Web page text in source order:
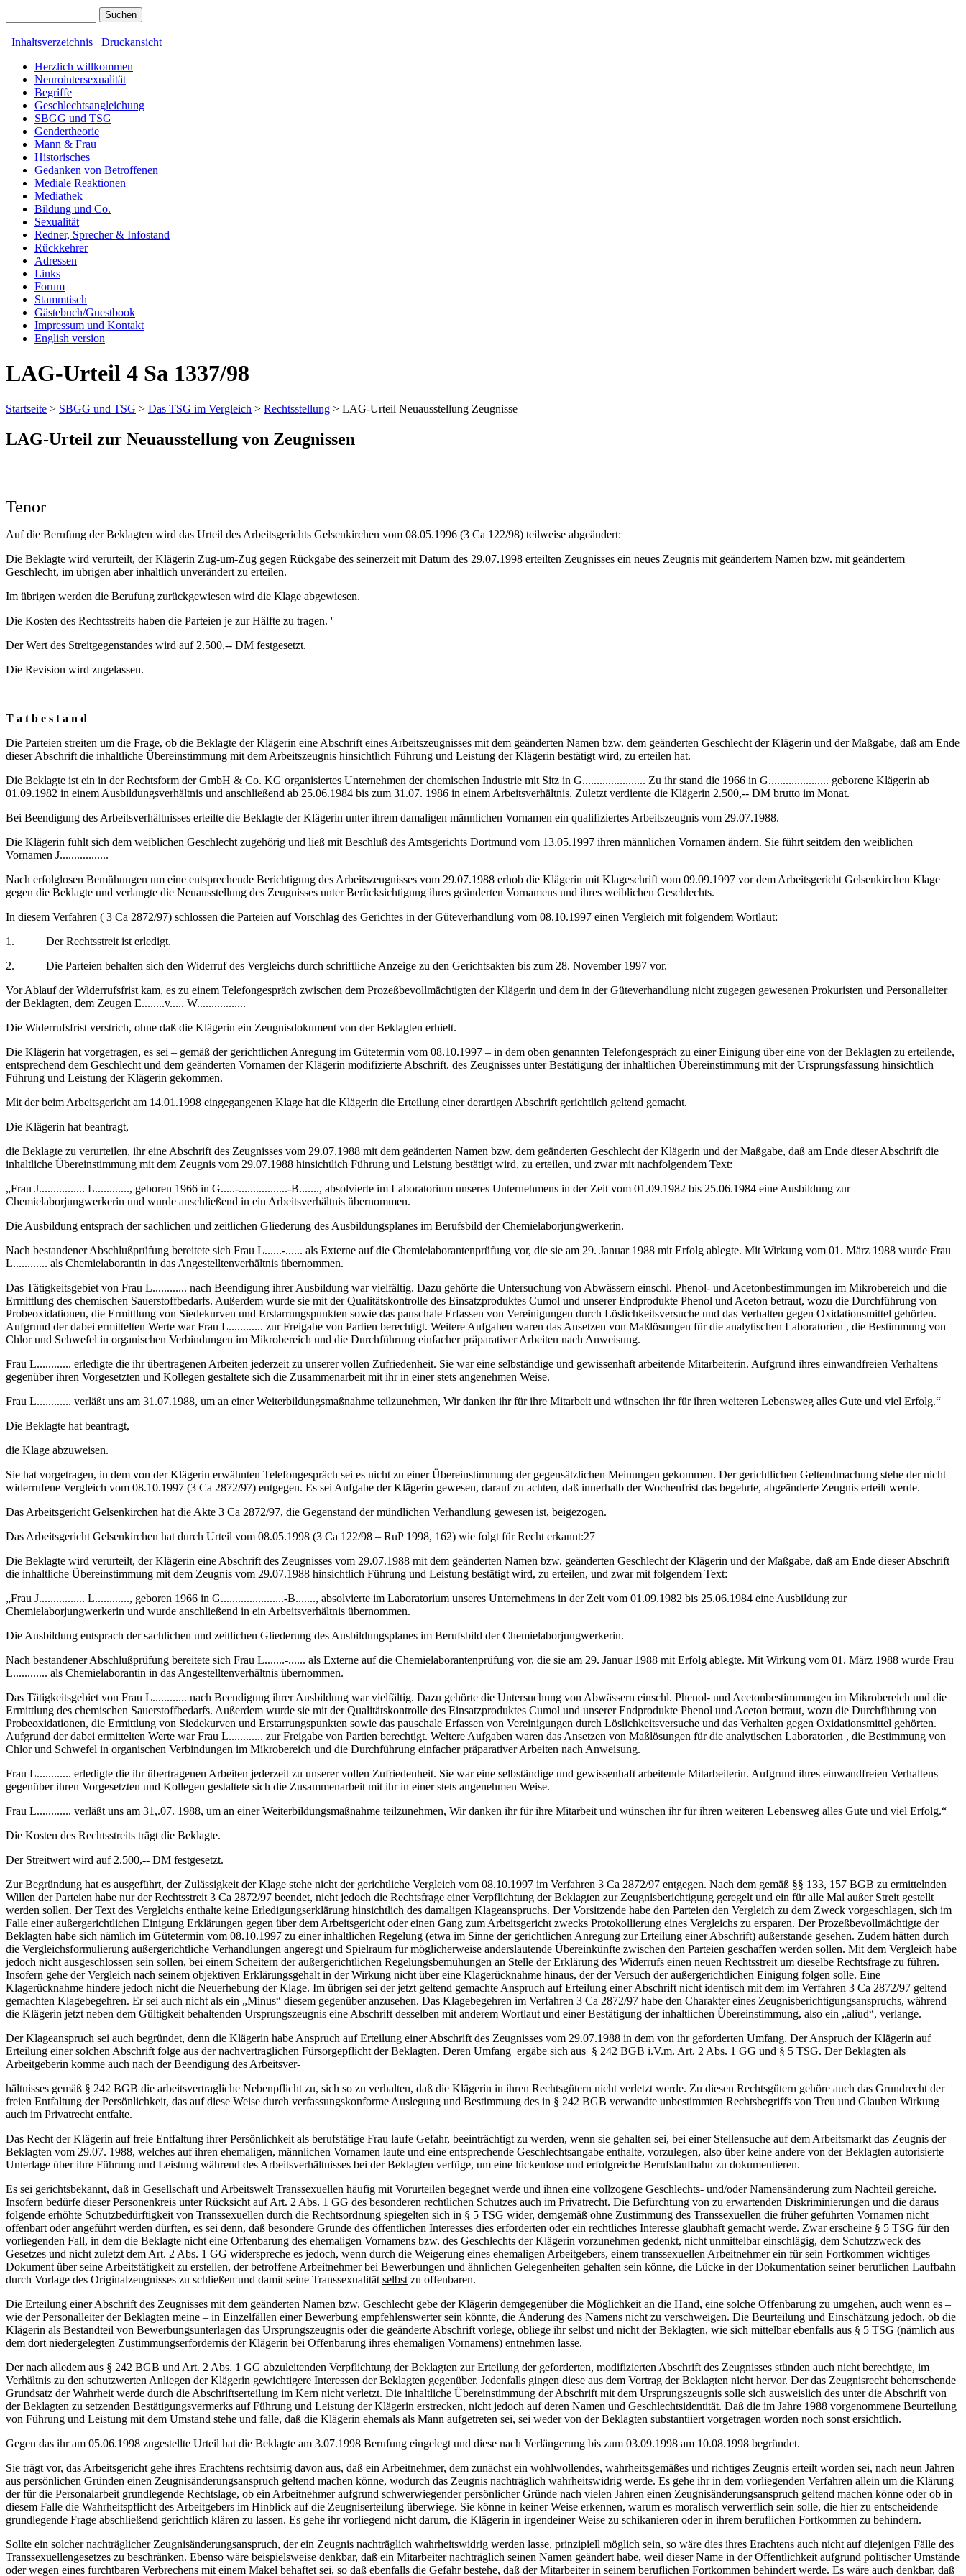
Inhaltsverzeichnis
Druckansicht
Herzlich willkommen
Neurointersexualität
Begriffe
Geschlechtsangleichung
SBGG und TSG
Gendertheorie
Mann & Frau
Historisches
Gedanken von Betroffenen
Mediale Reaktionen
Mediathek
Bildung und Co.
Sexualität
Redner, Sprecher & Infostand
Rückkehrer
Adressen
Links
Forum
Stammtisch
Gästebuch/Guestbook
Impressum und Kontakt
English version
LAG-Urteil 4 Sa 1337/98
Startseite > SBGG und TSG > Das TSG im Vergleich > Rechtsstellung > LAG-Urteil Neuausstellung Zeugnisse
LAG-Urteil zur Neuausstellung von Zeugnissen
Tenor
Auf die Berufung der Beklagten wird das Urteil des Arbeitsgerichts Gelsenkirchen vom 08.05.1996 (3 Ca 122/98) teilweise abgeändert:
Die Beklagte wird verurteilt, der Klägerin Zug-um-Zug gegen Rückgabe des seinerzeit mit Datum des 29.07.1998 erteilten Zeugnisses ein neues Zeugnis mit geändertem Namen bzw. mit geändertem
Geschlecht, im übrigen aber inhaltlich unverändert zu erteilen.
Im übrigen werden die Berufung zurückgewiesen wird die Klage abgewiesen.
Die Kosten des Rechtsstreits haben die Parteien je zur Hälfte zu tragen. '
Der Wert des Streitgegenstandes wird auf 2.500,‑‑ DM festgesetzt.
Die Revision wird zugelassen.
T a t b e s t a n d
Die Parteien streiten um die Frage, ob die Beklagte der Klägerin eine Abschrift eines Arbeitszeugnisses mit dem geänderten Namen bzw. dem geänderten Geschlecht der Klägerin und der Maßgabe, daß am Ende
dieser Abschrift die inhaltliche Übereinstimmung mit dem Arbeitszeugnis hinsichtlich Führung und Leistung der Klägerin bestätigt wird, zu erteilen hat.
Die Beklagte ist ein in der Rechtsform der GmbH & Co. KG organisiertes Unternehmen der chemischen Industrie mit Sitz in G...................... Zu ihr stand die 1966 in G..................... geborene Klägerin ab
01.09.1982 in einem Ausbildungsverhältnis und anschließend ab 25.06.1984 bis zum 31.07. 1986 in einem Arbeitsverhältnis. Zuletzt verdiente die Klägerin 2.500,‑‑ DM brutto im Monat.
Bei Beendigung des Arbeitsverhältnisses erteilte die Beklagte der Klägerin unter ihrem damaligen männlichen Vornamen ein qualifiziertes Arbeitszeugnis vom 29.07.1988.
Die Klägerin fühlt sich dem weiblichen Geschlecht zugehörig und ließ mit Beschluß des Amtsgerichts Dortmund vom 13.05.1997 ihren männlichen Vornamen ändern. Sie führt seitdem den weiblichen
Vornamen J.................
Nach erfolglosen Bemühungen um eine entsprechende Berichtigung des Arbeitszeugnisses vom 29.07.1988 erhob die Klägerin mit Klageschrift vom 09.09.1997 vor dem Arbeitsgericht Gelsenkirchen Klage
gegen die Beklagte und verlangte die Neuausstellung des Zeugnisses unter Berücksichtigung ihres geänderten Vornamens und ihres weiblichen Geschlechts.
In diesem Verfahren ( 3 Ca 2872/97) schlossen die Parteien auf Vorschlag des Gerichtes in der Güteverhandlung vom 08.10.1997 einen Vergleich mit folgendem Wortlaut:
1. Der Rechtsstreit ist erledigt.
2. Die Parteien behalten sich den Widerruf des Vergleichs durch schriftliche Anzeige zu den Gerichtsakten bis zum 28. November 1997 vor.
Vor Ablauf der Widerrufsfrist kam, es zu einem Telefongespräch zwischen dem Prozeßbevollmächtigten der Klägerin und dem in der Güteverhandlung nicht zugegen gewesenen Prokuristen und Personalleiter
der Beklagten, dem Zeugen E........v..... W.................
Die Widerrufsfrist verstrich, ohne daß die Klägerin ein Zeugnisdokument von der Beklagten erhielt.
Die Klägerin hat vorgetragen, es sei – gemäß der gerichtlichen Anregung im Gütetermin vom 08.10.1997 – in dem oben genannten Telefongespräch zu einer Einigung über eine von der Beklagten zu erteilende,
entsprechend dem Geschlecht und dem geänderten Vornamen der Klägerin modifizierte Abschrift. des Zeugnisses unter Bestätigung der inhaltlichen Übereinstimmung mit der Ursprungsfassung hinsichtlich
Führung und Leistung der Klägerin gekommen.
Mit der beim Arbeitsgericht am 14.01.1998 eingegangenen Klage hat die Klägerin die Erteilung einer derartigen Abschrift gerichtlich geltend gemacht.
Die Klägerin hat beantragt,
die Beklagte zu verurteilen, ihr eine Abschrift des Zeugnisses vom 29.07.1988 mit dem geänderten Namen bzw. dem geänderten Geschlecht der Klägerin und der Maßgabe, daß am Ende dieser Abschrift die
inhaltliche Übereinstimmung mit dem Zeugnis vom 29.07.1988 hinsichtlich Führung und Leistung bestätigt wird, zu erteilen, und zwar mit nachfolgendem Text:
„Frau J................ L............, geboren 1966 in G.....-.................-B......., absolvierte im Laboratorium unseres Unternehmens in der Zeit vom 01.09.1982 bis 25.06.1984 eine Ausbildung zur
Chemielaborjungwerkerin und wurde anschließend in ein Arbeitsverhältnis übernommen.
Die Ausbildung entsprach der sachlichen und zeitlichen Gliederung des Ausbildungsplanes im Berufsbild der Chemielaborjungwerkerin.
Nach bestandener Abschlußprüfung bereitete sich Frau L......-...... als Externe auf die Chemielaborantenprüfung vor, die sie am 29. Januar 1988 mit Erfolg ablegte. Mit Wirkung vom 01. März 1988 wurde Frau
L............ als Chemielaborantin in das Angestelltenverhältnis übernommen.
Das Tätigkeitsgebiet von Frau L............ nach Beendigung ihrer Ausbildung war vielfältig. Dazu gehörte die Untersuchung von Abwässern einschl. Phenol‑ und Acetonbestimmungen im Mikrobereich und die
Ermittlung des chemischen Sauerstoffbedarfs. Außerdem wurde sie mit der Qualitätskontrolle des Einsatzproduktes Cumol und unserer Endprodukte Phenol und Aceton betraut, wozu die Durchführung von
Probeoxidationen, die Ermittlung von Siedekurven und Erstarrungspunkten sowie das pauschale Erfassen von Vereinigungen durch Löslichkeitsversuche und das Verhalten gegen Oxidationsmittel gehörten.
Aufgrund der dabei ermittelten Werte war Frau L............ zur Freigabe von Partien berechtigt. Weitere Aufgaben waren das Ansetzen von Maßlösungen für die analytischen Laboratorien , die Bestimmung von
Chlor und Schwefel in organischen Verbindungen im Mikrobereich und die Durchführung einfacher präparativer Arbeiten nach Anweisung.
Frau L............ erledigte die ihr übertragenen Arbeiten jederzeit zu unserer vollen Zufriedenheit. Sie war eine selbständige und gewissenhaft arbeitende Mitarbeiterin. Aufgrund ihres einwandfreien Verhaltens
gegenüber ihren Vorgesetzten und Kollegen gestaltete sich die Zusammenarbeit mit ihr in einer stets angenehmen Weise.
Frau L............ verläßt uns am 31.07.1988, um an einer Weiterbildungsmaßnahme teilzunehmen, Wir danken ihr für ihre Mitarbeit und wünschen ihr für ihren weiteren Lebensweg alles Gute und viel Erfolg.“
Die Beklagte hat beantragt,
die Klage abzuweisen.
Sie hat vorgetragen, in dem von der Klägerin erwähnten Telefongespräch sei es nicht zu einer Übereinstimmung der gegensätzlichen Meinungen gekommen. Der gerichtlichen Geltendmachung stehe der nicht
widerrufene Vergleich vom 08.10.1997 (3 Ca 2872/97) entgegen. Es sei Aufgabe der Klägerin gewesen, darauf zu achten, daß innerhalb der Wochenfrist das begehrte, abgeänderte Zeugnis erteilt werde.
Das Arbeitsgericht Gelsenkirchen hat die Akte 3 Ca 2872/97, die Gegenstand der mündlichen Verhandlung gewesen ist, beigezogen.
Das Arbeitsgericht Gelsenkirchen hat durch Urteil vom 08.05.1998 (3 Ca 122/98 – RuP 1998, 162) wie folgt für Recht erkannt:27
Die Beklagte wird verurteilt, der Klägerin eine Abschrift des Zeugnisses vom 29.07.1988 mit dem geänderten Namen bzw. geänderten Geschlecht der Klägerin und der Maßgabe, daß am Ende dieser Abschrift
die inhaltliche Übereinstimmung mit dem Zeugnis vom 29.07.1988 hinsichtlich Führung und Leistung bestätigt wird, zu erteilen, und zwar mit folgendem Text:
„Frau J................ L............, geboren 1966 in G......................-B......., absolvierte im Laboratorium unseres Unternehmens in der Zeit vom 01.09.1982 bis 25.06.1984 eine Ausbildung zur
Chemielaborjungwerkerin und wurde anschließend in ein Arbeitsverhältnis übernommen.
Die Ausbildung entsprach der sachlichen und zeitlichen Gliederung des Ausbildungsplanes im Berufsbild der Chemielaborjungwerkerin.
Nach bestandener Abschlußprüfung bereitete sich Frau L.......-...... als Externe auf die Chemielaborantenprüfung vor, die sie am 29. Januar 1988 mit Erfolg ablegte. Mit Wirkung vom 01. März 1988 wurde Frau
L............ als Chemielaborantin in das Angestelltenverhältnis übernommen.
Das Tätigkeitsgebiet von Frau L............ nach Beendigung ihrer Ausbildung war vielfältig. Dazu gehörte die Untersuchung von Abwässern einschl. Phenol‑ und Acetonbestimmungen im Mikrobereich und die
Ermittlung des chemischen Sauerstoffbedarfs. Außerdem wurde sie mit der Qualitätskontrolle des Einsatzproduktes Cumol und unserer Endprodukte Phenol und Aceton betraut, wozu die Durchführung von
Probeoxidationen, die Ermittlung von Siedekurven und Erstarrungspunkten sowie das pauschale Erfassen von Vereinigungen durch Löslichkeitsversuche und das Verhalten gegen Oxidationsmittel gehörten.
Aufgrund der dabei ermittelten Werte war Frau L............ zur Freigabe von Partien berechtigt. Weitere Aufgaben waren das Ansetzen von Maßlösungen für die analytischen Laboratorien , die Bestimmung von
Chlor und Schwefel in organischen Verbindungen im Mikrobereich und die Durchführung einfacher präparativer Arbeiten nach Anweisung.
Frau L............ erledigte die ihr übertragenen Arbeiten jederzeit zu unserer vollen Zufriedenheit. Sie war eine selbständige und gewissenhaft arbeitende Mitarbeiterin. Aufgrund ihres einwandfreien Verhaltens
gegenüber ihren Vorgesetzten und Kollegen gestaltete sich die Zusammenarbeit mit ihr in einer stets angenehmen Weise.
Frau L............ verläßt uns am 31,.07. 1988, um an einer Weiterbildungsmaßnahme teilzunehmen, Wir danken ihr für ihre Mitarbeit und wünschen ihr für ihren weiteren Lebensweg alles Gute und viel Erfolg.“
Die Kosten des Rechtsstreits trägt die Beklagte.
Der Streitwert wird auf 2.500,‑‑ DM festgesetzt.
Zur Begründung hat es ausgeführt, der Zulässigkeit der Klage stehe nicht der gerichtliche Vergleich vom 08.10.1997 im Verfahren 3 Ca 2872/97 entgegen. Nach dem gemäß §§ 133, 157 BGB zu ermittelnden
Willen der Parteien habe nur der Rechtsstreit 3 Ca 2872/97 beendet, nicht jedoch die Rechtsfrage einer Verpflichtung der Beklagten zur Zeugnisberichtigung geregelt und ein für alle Mal außer Streit gestellt
werden sollen. Der Text des Vergleichs enthalte keine Erledigungserklärung hinsichtlich des damaligen Klageanspruchs. Der Vorsitzende habe den Parteien den Vergleich zu dem Zweck vorgeschlagen, sich im
Falle einer außergerichtlichen Einigung Erklärungen gegen über dem Arbeitsgericht oder einen Gang zum Arbeitsgericht zwecks Protokollierung eines Vergleichs zu ersparen. Der Prozeßbevollmächtigte der
Beklagten habe sich nämlich im Gütetermin vom 08.10.1997 zu einer inhaltlichen Regelung (etwa im Sinne der gerichtlichen Anregung zur Erteilung einer Abschrift) außerstande gesehen. Zudem hätten durch
die Vergleichsformulierung außergerichtliche Verhandlungen angeregt und Spielraum für möglicherweise anderslautende Übereinkünfte zwischen den Parteien geschaffen werden sollen. Mit dem Vergleich habe
jedoch nicht ausgeschlossen sein sollen, bei einem Scheitern der außergerichtlichen Regelungsbemühungen an Stelle der Erklärung des Widerrufs einen neuen Rechtsstreit um dieselbe Rechtsfrage zu führen.
Insofern gehe der Vergleich nach seinem objektiven Erklärungsgehalt in der Wirkung nicht über eine Klagerücknahme hinaus, der der Versuch der außergerichtlichen Einigung folgen solle. Eine
Klagerücknahme hindere jedoch nicht die Neuerhebung der Klage. Im übrigen sei der jetzt geltend gemachte Anspruch auf Erteilung einer Abschrift nicht identisch mit dem im Verfahren 3 Ca 2872/97 geltend
gemachten Klagebegehren. Er sei auch nicht als ein „Minus“ diesem gegenüber anzusehen. Das Klagebegehren im Verfahren 3 Ca 2872/97 habe den Charakter eines Zeugnisberichtigungsanspruchs, während
die Klägerin jetzt neben dem Gültigkeit behaltenden Ursprungszeugnis eine Abschrift desselben mit anderem Wortlaut und einer Bestätigung der inhaltlichen Übereinstimmung, also ein „aliud“, verlange.
Der Klageanspruch sei auch begründet, denn die Klägerin habe Anspruch auf Erteilung einer Abschrift des Zeugnisses vom 29.07.1988 in dem von ihr geforderten Umfang. Der Anspruch der Klägerin auf
Erteilung einer solchen Abschrift folge aus der nachvertraglichen Fürsorgepflicht der Beklagten. Deren Umfang ergäbe sich aus § 242 BGB i.V.m. Art. 2 Abs. 1 GG und § 5 TSG. Der Beklagten als
Arbeitgeberin komme auch nach der Beendigung des Arbeitsver-
hältnisses gemäß § 242 BGB die arbeitsvertragliche Nebenpflicht zu, sich so zu verhalten, daß die Klägerin in ihren Rechtsgütern nicht verletzt werde. Zu diesen Rechtsgütern gehöre auch das Grundrecht der
freien Entfaltung der Persönlichkeit, das auf diese Weise durch verfassungskonforme Auslegung und Bestimmung des in § 242 BGB verwandte unbestimmten Rechtsbegriffs von Treu und Glauben Wirkung
auch im Privatrecht entfalte.
Das Recht der Klägerin auf freie Entfaltung ihrer Persönlichkeit als berufstätige Frau laufe Gefahr, beeinträchtigt zu werden, wenn sie gehalten sei, bei einer Stellensuche auf dem Arbeitsmarkt das Zeugnis der
Beklagten vom 29.07. 1988, welches auf ihren ehemaligen, männlichen Vornamen laute und eine entsprechende Geschlechtsangabe enthalte, vorzulegen, also über keine andere von der Beklagten autorisierte
Unterlage über ihre Führung und Leistung während des Arbeitsverhältnisses bei der Beklagten verfüge, um eine lückenlose und erfolgreiche Berufslaufbahn zu dokumentieren.
Es sei gerichtsbekannt, daß in Gesellschaft und Arbeitswelt Transsexuellen häufig mit Vorurteilen begegnet werde und ihnen eine vollzogene Geschlechts‑ und/oder Namensänderung zum Nachteil gereiche.
Insofern bedürfe dieser Personenkreis unter Rücksicht auf Art. 2 Abs. 1 GG des besonderen rechtlichen Schutzes auch im Privatrecht. Die Befürchtung von zu erwartenden Diskriminierungen und die daraus
folgende erhöhte Schutzbedürftigkeit von Transsexuellen durch die Rechtsordnung spiegelten sich in § 5 TSG wider, demgemäß ohne Zustimmung des Transsexuellen die früher geführten Vornamen nicht
offenbart oder angeführt werden dürften, es sei denn, daß besondere Gründe des öffentlichen Interesses dies erforderten oder ein rechtliches Interesse glaubhaft gemacht werde. Zwar erscheine § 5 TSG für den
vorliegenden Fall, in dem die Beklagte nicht eine Offenbarung des ehemaligen Vornamens bzw. des Geschlechts der Klägerin vorzunehmen gedenkt, nicht unmittelbar einschlägig, dem Schutzzweck des
Gesetzes und nicht zuletzt dem Art. 2 Abs. 1 GG widerspreche es jedoch, wenn durch die Weigerung eines ehemaligen Arbeitgebers, einem transsexuellen Arbeitnehmer ein für sein Fortkommen wichtiges
Dokument über seine Arbeitstätigkeit zu erstellen, der betroffene Arbeitnehmer bei Bewerbungen und ähnlichen Gelegenheiten gehalten sein könne, die Lücke in der Dokumentation seiner beruflichen Laufbahn
durch Vorlage des Originalzeugnisses zu schließen und damit seine Transsexualität selbst zu offenbaren.
Die Erteilung einer Abschrift des Zeugnisses mit dem geänderten Namen bzw. Geschlecht gebe der Klägerin demgegenüber die Möglichkeit an die Hand, eine solche Offenbarung zu umgehen, auch wenn es –
wie der Personalleiter der Beklagten meine – in Einzelfällen einer Bewerbung empfehlenswerter sein könnte, die Änderung des Namens nicht zu verschweigen. Die Beurteilung und Einschätzung jedoch, ob die
Klägerin als Bestandteil von Bewerbungsunterlagen das Ursprungszeugnis oder die geänderte Abschrift vorlege, obliege ihr selbst und nicht der Beklagten, wie sich mittelbar ebenfalls aus § 5 TSG (nämlich aus
dem dort niedergelegten Zustimmungserfordernis der Klägerin bei Offenbarung ihres ehemaligen Vornamens) entnehmen lasse.
Der nach alledem aus § 242 BGB und Art. 2 Abs. 1 GG abzuleitenden Verpflichtung der Beklagten zur Erteilung der geforderten, modifizierten Abschrift des Zeugnisses stünden auch nicht berechtigte, im
Verhältnis zu den schutzwerten Anliegen der Klägerin gewichtigere Interessen der Beklagten gegenüber. Jedenfalls gingen diese aus dem Vortrag der Beklagten nicht hervor. Der das Zeugnisrecht beherrschende
Grundsatz der Wahrheit werde durch die Abschriftserteilung im Kern nicht verletzt. Die inhaltliche Übereinstimmung der Abschrift mit dem Ursprungszeugnis solle sich ausweislich des unter die Abschrift von
der Beklagten zu setzenden Bestätigungsvermerks auf Führung und Leistung der Klägerin erstrecken, nicht jedoch auf deren Namen und Geschlechtsidentität. Daß die im Jahre 1988 vorgenommene Beurteilung
von Führung und Leistung mit dem Umstand stehe und falle, daß die Klägerin ehemals als Mann aufgetreten sei, sei weder von der Beklagten substantiiert vorgetragen worden noch sonst ersichtlich.
Gegen das ihr am 05.06.1998 zugestellte Urteil hat die Beklagte am 3.07.1998 Berufung eingelegt und diese nach Verlängerung bis zum 03.09.1998 am 10.08.1998 begründet.
Sie trägt vor, das Arbeitsgericht gehe ihres Erachtens rechtsirrig davon aus, daß ein Arbeitnehmer, dem zunächst ein wohlwollendes, wahrheitsgemäßes und richtiges Zeugnis erteilt worden sei, nach neun Jahren
aus persönlichen Gründen einen Zeugnisänderungsanspruch geltend machen könne, wodurch das Zeugnis nachträglich wahrheitswidrig werde. Es gehe ihr in dem vorliegenden Verfahren allein um die Klärung
der für die Personalarbeit grundlegende Rechtslage, ob ein Arbeitnehmer aufgrund schwerwiegender persönlicher Gründe nach vielen Jahren einen Zeugnisänderungsanspruch geltend machen könne oder ob in
diesem Falle die Wahrheitspflicht des Arbeitgebers im Hinblick auf die Zeugniserteilung überwiege. Sie könne in keiner Weise erkennen, warum es moralisch verwerflich sein solle, die hier zu entscheidende
grundlegende Frage abschließend gerichtlich klären zu lassen. Es gehe ihr vorliegend nicht darum, die Klägerin in irgendeiner Weise zu schikanieren oder in ihrem beruflichen Fortkommen zu behindern.
Sollte ein solcher nachträglicher Zeugnisänderungsanspruch, der ein Zeugnis nachträglich wahrheitswidrig werden lasse, prinzipiell möglich sein, so wäre dies ihres Erachtens auch nicht auf diejenigen Fälle des
Transsexuellengesetzes zu beschränken. Ebenso wäre beispielsweise denkbar, daß ein Mitarbeiter nachträglich seinen Namen geändert habe, weil dieser Name in der Öffentlichkeit aufgrund politischer Umstände
oder wegen eines furchtbaren Verbrechens mit einem Makel behaftet sei, so daß ebenfalls die Gefahr bestehe, daß der Mitarbeiter in seinem beruflichen Fortkommen behindert werde. Es wäre auch denkbar, daß